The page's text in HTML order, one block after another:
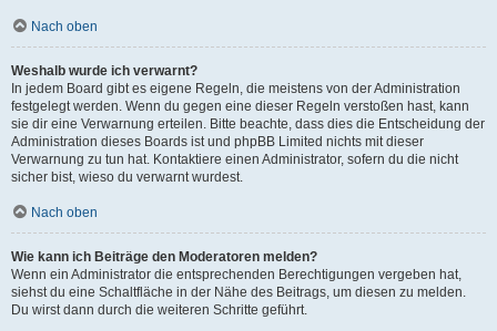
Nach oben
Weshalb wurde ich verwarnt?
In jedem Board gibt es eigene Regeln, die meistens von der Administration
festgelegt werden. Wenn du gegen eine dieser Regeln verstoßen hast, kann
sie dir eine Verwarnung erteilen. Bitte beachte, dass dies die Entscheidung der
Administration dieses Boards ist und phpBB Limited nichts mit dieser
Verwarnung zu tun hat. Kontaktiere einen Administrator, sofern du die nicht
sicher bist, wieso du verwarnt wurdest.
Nach oben
Wie kann ich Beiträge den Moderatoren melden?
Wenn ein Administrator die entsprechenden Berechtigungen vergeben hat,
siehst du eine Schaltfläche in der Nähe des Beitrags, um diesen zu melden.
Du wirst dann durch die weiteren Schritte geführt.